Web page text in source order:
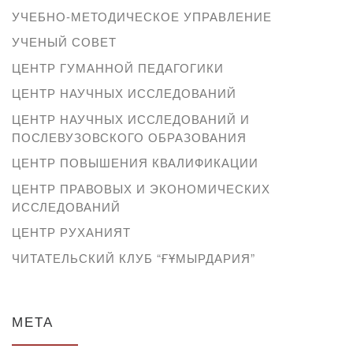
УЧЕБНО-МЕТОДИЧЕСКОЕ УПРАВЛЕНИЕ
УЧЕНЫЙ СОВЕТ
ЦЕНТР ГУМАННОЙ ПЕДАГОГИКИ
ЦЕНТР НАУЧНЫХ ИССЛЕДОВАНИЙ
ЦЕНТР НАУЧНЫХ ИССЛЕДОВАНИЙ И
ПОСЛЕВУЗОВСКОГО ОБРАЗОВАНИЯ
ЦЕНТР ПОВЫШЕНИЯ КВАЛИФИКАЦИИ
ЦЕНТР ПРАВОВЫХ И ЭКОНОМИЧЕСКИХ
ИССЛЕДОВАНИЙ
ЦЕНТР РУХАНИЯТ
ЧИТАТЕЛЬСКИЙ КЛУБ “ҒҰМЫРДАРИЯ”
МЕТА